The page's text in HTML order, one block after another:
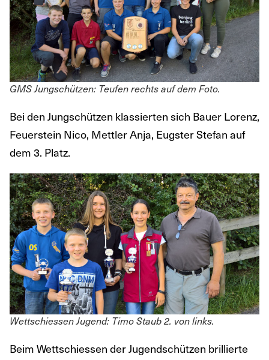
GMS Jungschützen: Teufen rechts auf dem Foto.
Bei den Jungschützen klassierten sich Bauer Lorenz,
Feuerstein Nico, Mettler Anja, Eugster Stefan auf
dem 3. Platz.
Wettschiessen Jugend: Timo Staub 2. von links.
Beim Wettschiessen der Jugendschützen brillierte